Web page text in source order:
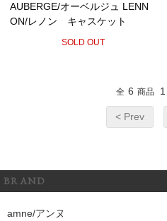
AUBERGE/オーベルジュ LENN
ON/レノン キャスケット
SOLD OUT
全 6 商品 1
< Prev
BRAND
amne/アンヌ